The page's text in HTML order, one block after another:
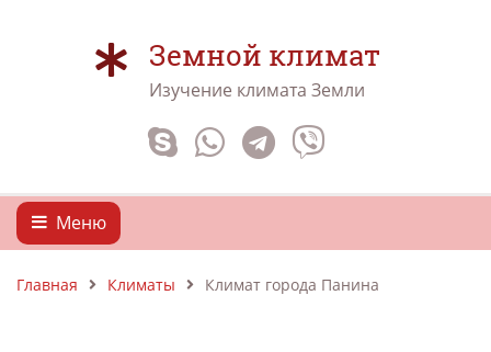
Земной климат
Изучение климата Земли
Меню
Главная Климаты Климат города Панина